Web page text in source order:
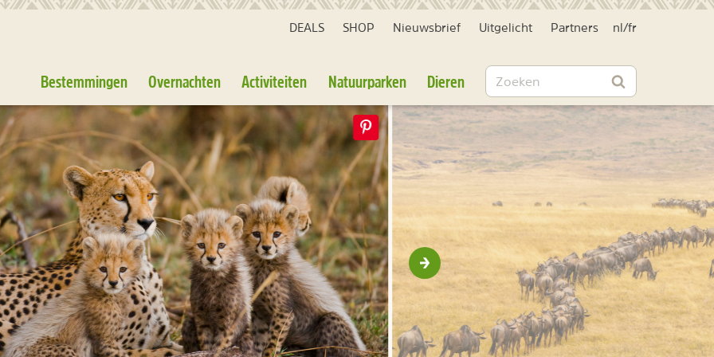
DEALS SHOP Nieuwsbrief Uitgelicht Partners nl /fr
Bestemmingen Overnachten Activiteiten Natuurparken Dieren Zoeken
Zoeken
Volgende